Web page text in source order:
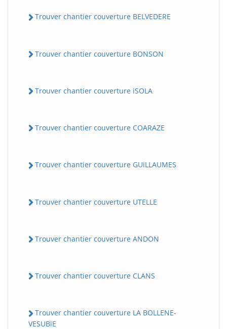
Trouver chantier couverture BELVEDERE
Trouver chantier couverture BONSON
Trouver chantier couverture iSOLA
Trouver chantier couverture COARAZE
Trouver chantier couverture GUiLLAUMES
Trouver chantier couverture UTELLE
Trouver chantier couverture ANDON
Trouver chantier couverture CLANS
Trouver chantier couverture LA BOLLENE-
VESUBiE